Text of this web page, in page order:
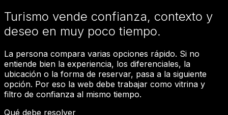
Turismo vende confianza, contexto y
deseo en muy poco tiempo.
La persona compara varias opciones rápido. Si no
entiende bien la experiencia, los diferenciales, la
ubicación o la forma de reservar, pasa a la siguiente
opción. Por eso la web debe trabajar como vitrina y
filtro de confianza al mismo tiempo.
Qué debe resolver